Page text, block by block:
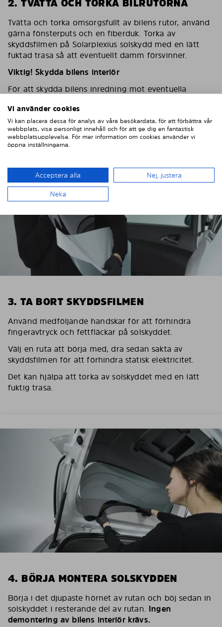
2. TVÄTTA OCH TORKA BILRUTORNA
Tvätta och torka omsorgsfullt av bilens rutor, använd
gärna fönsterputs och en fiberduk. Torka av
skyddsfilmen på Solarplexius solskydd med en lätt
fuktad trasa så att eventuellt damm försvinner.
Viktig! Skydda bilens interiör
För att skydda bilens inredning mot eventuella
maskeringstejp på inredningen som skydd.
3. TA BORT SKYDDSFILMEN
Använd medföljande handskar för att förhindra
fingeravtryck och fettfläckar på solskyddet.
Välj en ruta att börja med, dra sedan sakta av
skyddsfilmen för att förhindra statisk elektricitet.
Det kan hjälpa att torka av solskyddet med en lätt
fuktig trasa.
4. BÖRJA MONTERA SOLSKYDDEN
Börja i det djupaste hörnet av rutan och böj sedan in
solskyddet i resterande del av rutan. Ingen
demontering av bilens interiör krävs.
Vi använder cookies
Vi kan placera dessa för analys av våra besökardata, för att förbättra vår
webbplats, visa personligt innehåll och för att ge dig en fantastisk
webbplatsupplevelse. För mer information om cookies använder vi
öppna inställningarna.
Acceptera alla Nej, justera
Neka